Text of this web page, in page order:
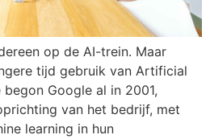
op de AI-trein. Maar
tijd gebruik van Artificial
Google al in 2001,
van het bedrijf, met
learning in hun